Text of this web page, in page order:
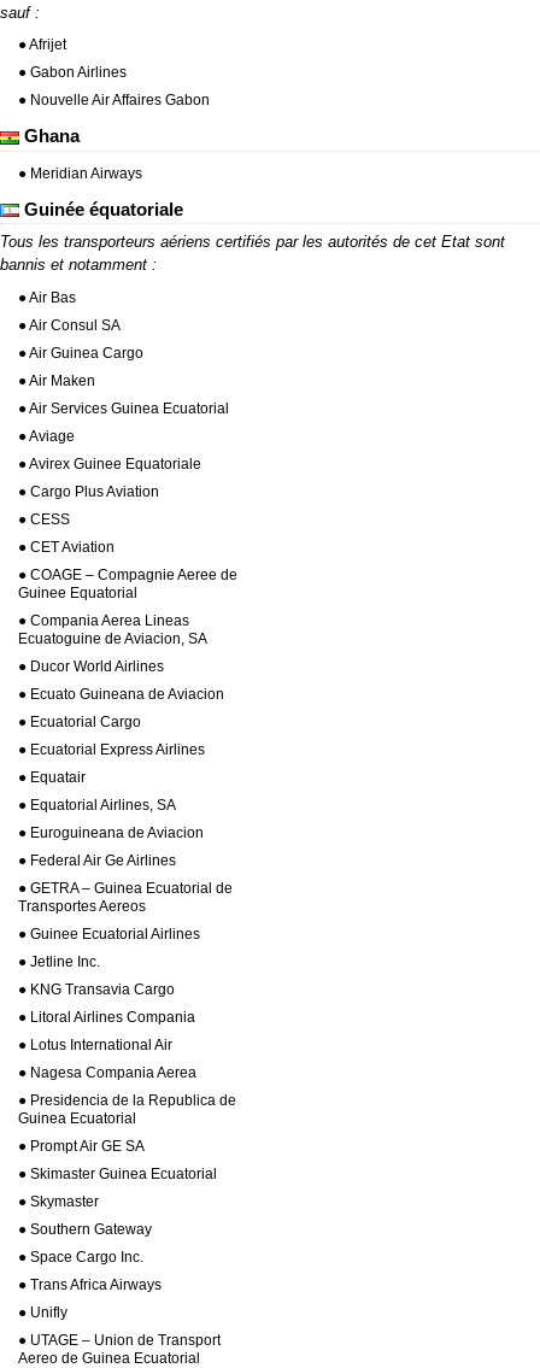
sauf :
● Afrijet
● Gabon Airlines
● Nouvelle Air Affaires Gabon
Ghana
● Meridian Airways
Guinée équatoriale
Tous les transporteurs aériens certifiés par les autorités de cet Etat sont
bannis et notamment :
● Air Bas
● Air Consul SA
● Air Guinea Cargo
● Air Maken
● Air Services Guinea Ecuatorial
● Aviage
● Avirex Guinee Equatoriale
● Cargo Plus Aviation
● CESS
● CET Aviation
● COAGE – Compagnie Aeree de
Guinee Equatorial
● Compania Aerea Lineas
Ecuatoguine de Aviacion, SA
● Ducor World Airlines
● Ecuato Guineana de Aviacion
● Ecuatorial Cargo
● Ecuatorial Express Airlines
● Equatair
● Equatorial Airlines, SA
● Euroguineana de Aviacion
● Federal Air Ge Airlines
● GETRA – Guinea Ecuatorial de
Transportes Aereos
● Guinee Ecuatorial Airlines
● Jetline Inc.
● KNG Transavia Cargo
● Litoral Airlines Compania
● Lotus International Air
● Nagesa Compania Aerea
● Presidencia de la Republica de
Guinea Ecuatorial
● Prompt Air GE SA
● Skimaster Guinea Ecuatorial
● Skymaster
● Southern Gateway
● Space Cargo Inc.
● Trans Africa Airways
● Unifly
● UTAGE – Union de Transport
Aereo de Guinea Ecuatorial